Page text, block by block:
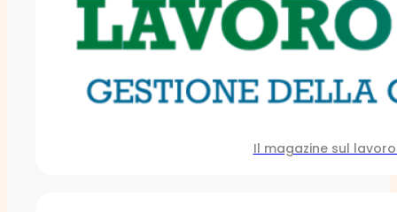
Il magazine sul